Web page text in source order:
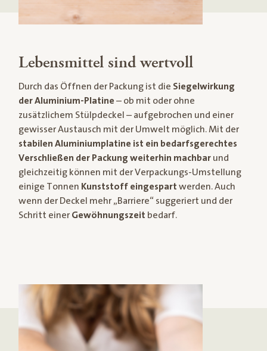
Lebensmittel sind wertvoll
Durch das Öffnen der Packung ist die Siegelwirkung
der Aluminium-Platine – ob mit oder ohne
zusätzlichem Stülpdeckel – aufgebrochen und einer
gewisser Austausch mit der Umwelt möglich. Mit der
stabilen Aluminiumplatine ist ein bedarfsgerechtes
Verschließen der Packung weiterhin machbarund
gleichzeitig können mit der Verpackungs-Umstellung
einige Tonnen Kunststoff eingespart werden. Auch
wenn der Deckel mehr „Barriere“ suggeriert und der
Schritt einer Gewöhnungszeit bedarf.